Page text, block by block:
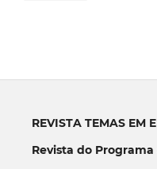
REVISTA TEMAS EM
Revista do